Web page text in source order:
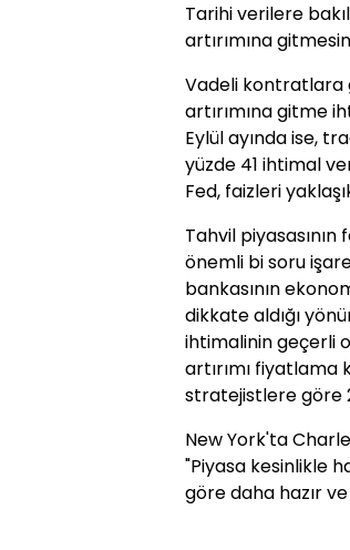
Tarihi verilere
artırımına
Vadeli kontratlara
artırımına gitme
Eylül ayında ise,
yüzde 41 ihtimal
Fed, faizleri
Tahvil piyasasının
önemli bi soru
bankasının
dikkate aldığı
ihtimalinin geçerli
artırımı fiyatlama
stratejistlere göre
New York'ta
"Piyasa kesinlikle
göre daha hazır